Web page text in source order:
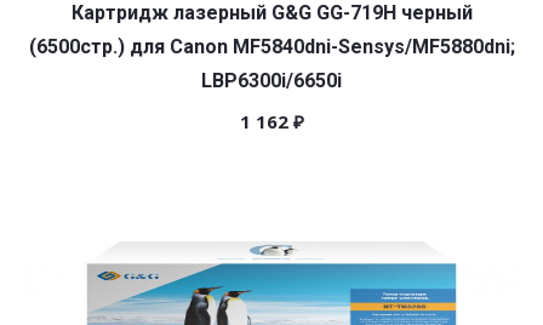
Картридж лазерный G&G GG-719H черный
(6500стр.) для Canon MF5840dni-Sensys/MF5880dni;
LBP6300i/6650i
1 162 ₽